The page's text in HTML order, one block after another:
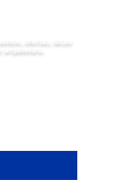
ofertas, dicas
arquitetura.